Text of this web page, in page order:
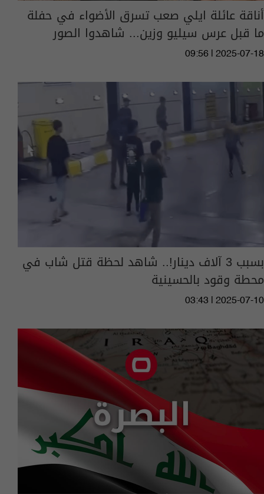
أناقة عائلة ايلي صعب تسرق الأضواء في حفلة
ما قبل عرس سيليو وزين... شاهدوا الصور
09:56 | 2025-07-18
بسبب 3 آلاف دينار!.. شاهد لحظة قتل شاب في
محطة وقود بالحسينية
03:43 | 2025-07-10